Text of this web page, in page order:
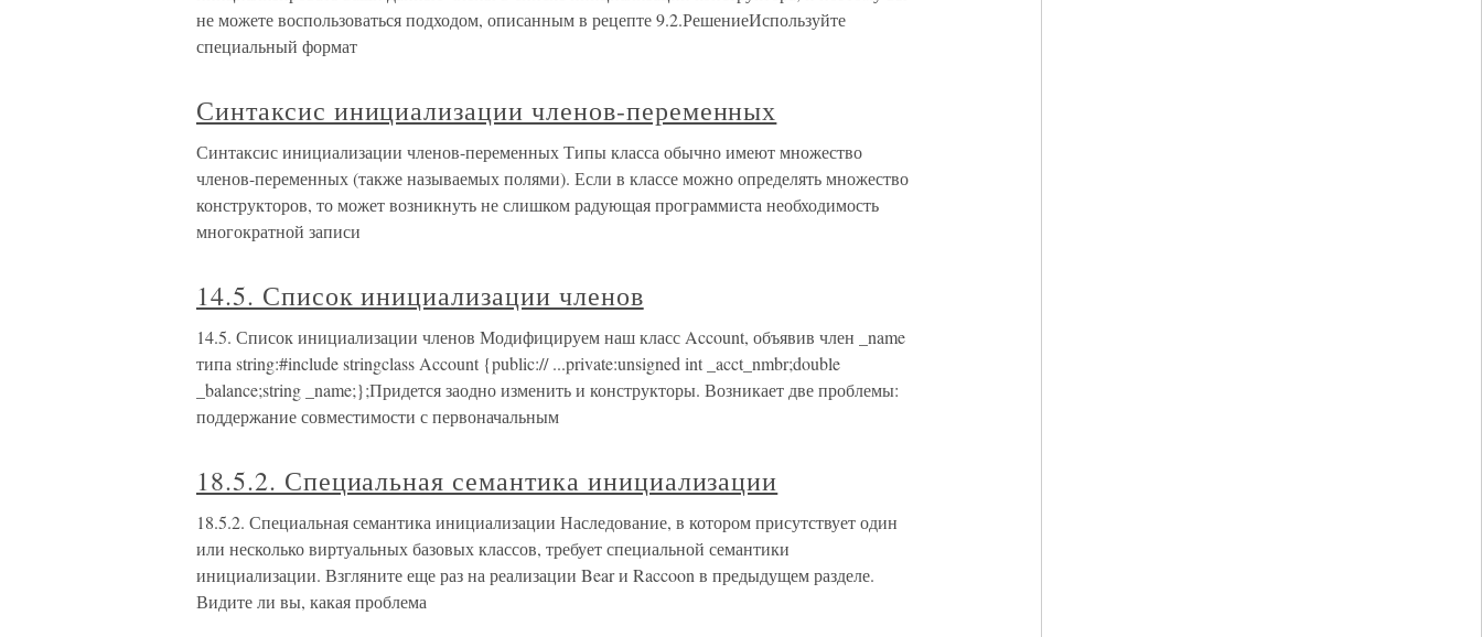
не можете воспользоваться подходом, описанным в рецепте 9.2.РешениеИспользуйте
специальный формат
Синтаксис инициализации членов-переменных
Синтаксис инициализации членов-переменных Типы класса обычно имеют множество
членов-переменных (также называемых полями). Если в классе можно определять множество
конструкторов, то может возникнуть не слишком радующая программиста необходимость
многократной записи
14.5. Список инициализации членов
14.5. Список инициализации членов Модифицируем наш класс Account, объявив член _name
типа string:#include stringclass Account {public:// ...private:unsigned int _acct_nmbr;double
_balance;string _name;};Придется заодно изменить и конструкторы. Возникает две проблемы:
поддержание совместимости с первоначальным
18.5.2. Специальная семантика инициализации
18.5.2. Специальная семантика инициализации Наследование, в котором присутствует один
или несколько виртуальных базовых классов, требует специальной семантики
инициализации. Взгляните еще раз на реализации Bear и Raccoon в предыдущем разделе.
Видите ли вы, какая проблема